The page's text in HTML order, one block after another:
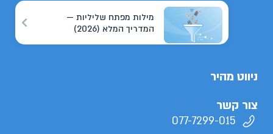
מילות מפתח שליליות —
המדריך המלא (2026)
ניווט מהיר
צור קשר
077-7299-015